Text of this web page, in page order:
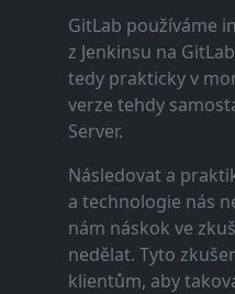
GitLab používáme
z Jenkinsu na
tedy prakticky v
verze tehdy
Server.
Následovat a
a technologie nás
nám náskok ve
nedělat. Tyto
klientům, aby